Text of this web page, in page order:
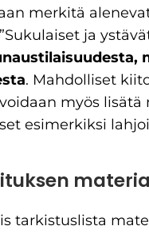
merkitä
ja
. Mahdolliset
myös
esimerkiksi
tarkistuslista